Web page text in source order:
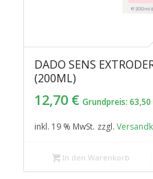
DADO SENS
(200ML)
12,70 € Grundpreis: 63,50
inkl. 19 % MwSt. zzgl.
In den Warenkorb